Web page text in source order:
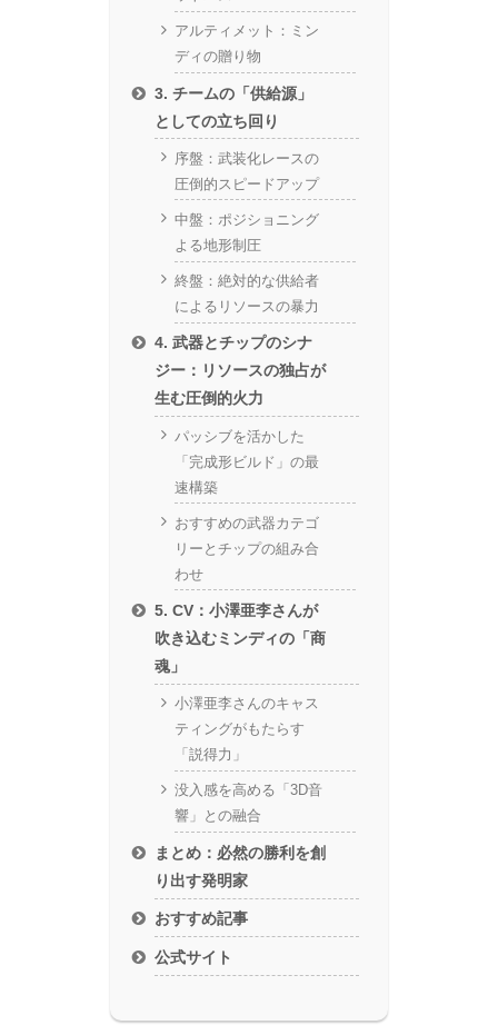
アルティメット：ミン
ディの贈り物
3. チームの「供給源」
としての立ち回り
序盤：武装化レースの
圧倒的スピードアップ
中盤：ポジショニング
よる地形制圧
終盤：絶対的な供給者
によるリソースの暴力
4. 武器とチップのシナ
ジー：リソースの独占が
生む圧倒的火力
パッシブを活かした
「完成形ビルド」の最
速構築
おすすめの武器カテゴ
リーとチップの組み合
わせ
5. CV：小澤亜李さんが
吹き込むミンディの「商
魂」
小澤亜李さんのキャス
ティングがもたらす
「説得力」
没入感を高める「3D音
響」との融合
まとめ：必然の勝利を創
り出す発明家
おすすめ記事
公式サイト